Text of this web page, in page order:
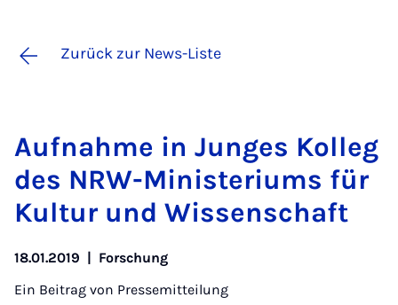
Zurück zur News-Liste
Auf­nah­me in Jun­ges Kol­leg
des NRW-Mi­nis­te­ri­ums für
Kul­tur und Wis­sen­schaft
18.01.2019 | Forschung
Ein Beitrag von Pressemitteilung